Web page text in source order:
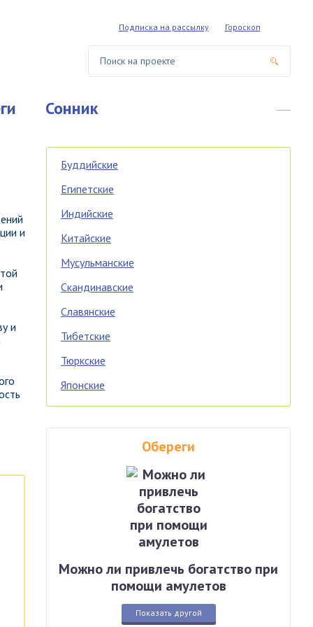
Подписка на рассылку Гороскоп
Сонник
и
и
Буддийские
Египетские
Индийские
Китайские
Мусульманские
Скандинавские
Славянские
Тибетские
Тюркские
Японские
Обереги
Можно ли привлечь богатство при
помощи амулетов
Показать другой